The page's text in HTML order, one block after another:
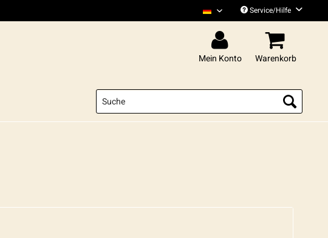
Xatar DeutschService/Hilfe
Mein Konto Warenkorb